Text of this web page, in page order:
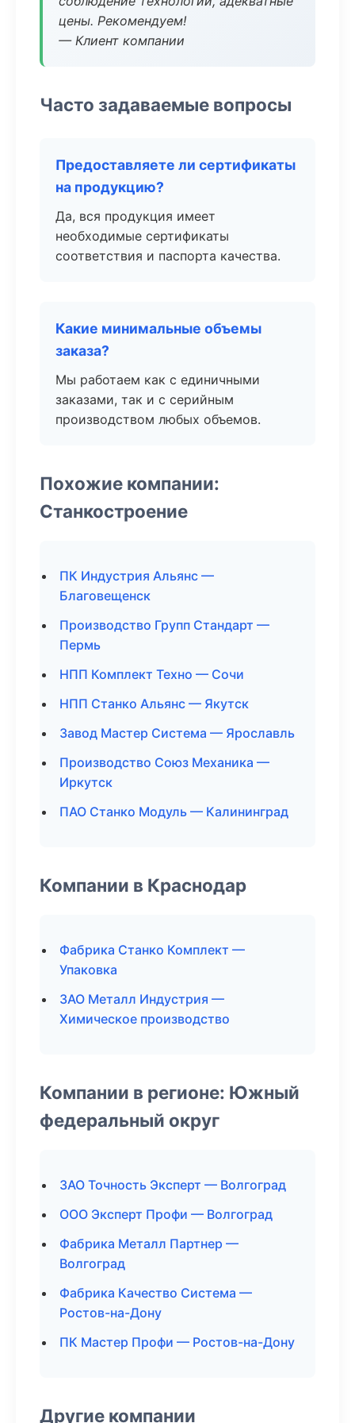
цены. Рекомендуем!
— Клиент компании
Часто задаваемые вопросы
Предоставляете ли сертификаты
на продукцию?
Да, вся продукция имеет
необходимые сертификаты
соответствия и паспорта качества.
Какие минимальные объемы
заказа?
Мы работаем как с единичными
заказами, так и с серийным
производством любых объемов.
Похожие компании:
Станкостроение
ПК Индустрия Альянс —
Благовещенск
Производство Групп Стандарт —
Пермь
НПП Комплект Техно — Сочи
НПП Станко Альянс — Якутск
Завод Мастер Система — Ярославль
Производство Союз Механика —
Иркутск
ПАО Станко Модуль — Калининград
Компании в Краснодар
Фабрика Станко Комплект —
Упаковка
ЗАО Металл Индустрия —
Химическое производство
Компании в регионе: Южный
федеральный округ
ЗАО Точность Эксперт — Волгоград
ООО Эксперт Профи — Волгоград
Фабрика Металл Партнер —
Волгоград
Фабрика Качество Система —
Ростов-на-Дону
ПК Мастер Профи — Ростов-на-Дону
Другие компании